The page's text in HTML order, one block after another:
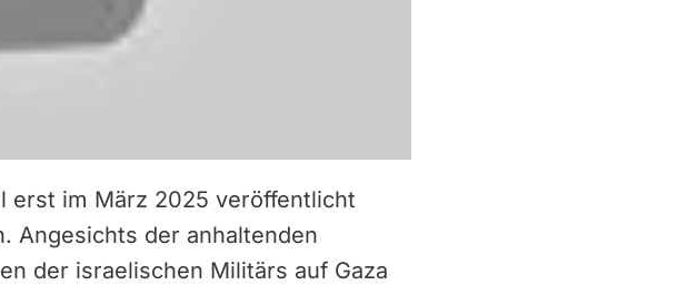
erst im März 2025 veröffentlicht
Angesichts der anhaltenden
der israelischen Militärs auf Gaza